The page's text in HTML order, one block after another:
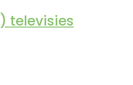
televisies